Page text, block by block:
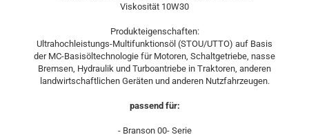
Viskosität 10W30
Produkteigenschaften:
Ultrahochleistungs-Multifunktionsöl (STOU/UTTO) auf Basis
der MC-Basisöltechnologie für Motoren, Schaltgetriebe, nasse
Bremsen, Hydraulik und Turboantriebe in Traktoren, anderen
landwirtschaftlichen Geräten und anderen Nutzfahrzeugen.
passend für:
- Branson 00- Serie